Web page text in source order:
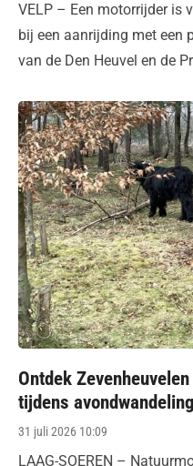
VELP – Een motorrijder is
bij een aanrijding met een
van de Den Heuvel en de
Ontdek
tijdens
Posted
31 juli 2026 10:09
LAAG-SOEREN –